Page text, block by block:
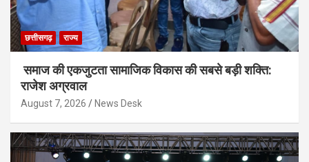
छत्तीसगढ़ राज्य
समाज की एकजुटता सामाजिक विकास की सबसे बड़ी शक्ति:
राजेश अग्रवाल
August 7, 2026 News Desk